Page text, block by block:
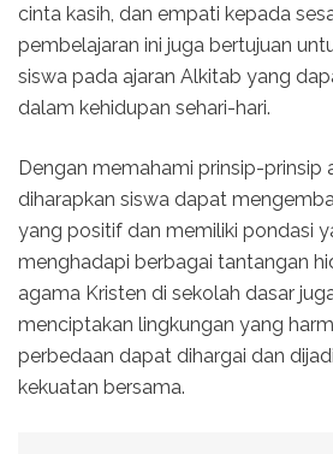
cinta kasih, dan empati kepada
pembelajaran ini juga bertujuan
siswa pada ajaran Alkitab yang
dalam kehidupan sehari-hari.
Dengan memahami prinsip-prinsip
diharapkan siswa dapat
yang positif dan memiliki pondasi
menghadapi berbagai tantangan
agama Kristen di sekolah dasar
menciptakan lingkungan yang
perbedaan dapat dihargai dan
kekuatan bersama.